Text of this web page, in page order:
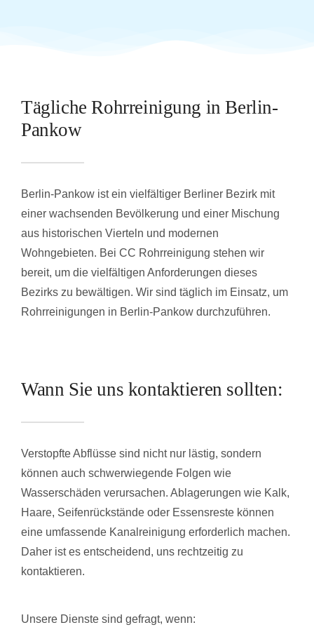
Tägliche Rohrreinigung in Berlin-
Pankow
Berlin-Pankow ist ein vielfältiger Berliner Bezirk mit
einer wachsenden Bevölkerung und einer Mischung
aus historischen Vierteln und modernen
Wohngebieten. Bei CC Rohrreinigung stehen wir
bereit, um die vielfältigen Anforderungen dieses
Bezirks zu bewältigen. Wir sind täglich im Einsatz, um
Rohrreinigungen in Berlin-Pankow durchzuführen.
Wann Sie uns kontaktieren sollten:
Verstopfte Abflüsse sind nicht nur lästig, sondern
können auch schwerwiegende Folgen wie
Wasserschäden verursachen. Ablagerungen wie Kalk,
Haare, Seifenrückstände oder Essensreste können
eine umfassende Kanalreinigung erforderlich machen.
Daher ist es entscheidend, uns rechtzeitig zu
kontaktieren.
Unsere Dienste sind gefragt, wenn: